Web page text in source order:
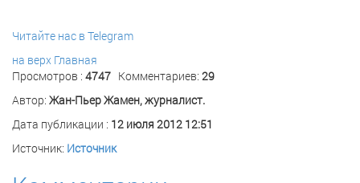
Читайте нас в Telegram
на верх Главная
Просмотров : 4747 Комментариев: 29
Автор: Жан-Пьер Жамен, журналист.
Дата публикации : 12 июля 2012 12:51
Источник: Источник